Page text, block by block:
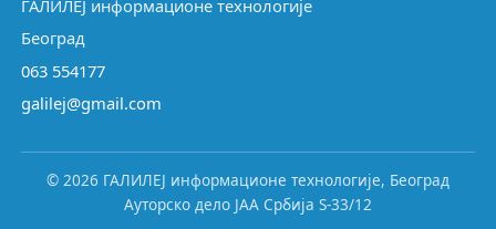
ГАЛИЛЕЈ информационе технологије
Београд
063 554177
galilej@gmail.com
© 2026 ГАЛИЛЕЈ информационе технологије, Београд
Ауторско дело ЈАА Србија S-33/12